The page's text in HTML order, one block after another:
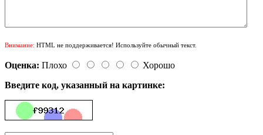
Внимание: HTML не поддерживается! Используйте обычный текст.
Оценка: Плохо
Хорошо
Введите код, указанный на картинке: